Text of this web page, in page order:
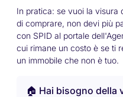
In pratica: se vuoi la visura
di comprare, non devi più
con SPID al portale
cui rimane un costo è se ti
un immobile che non è tuo.
🏠 Hai bisogno della